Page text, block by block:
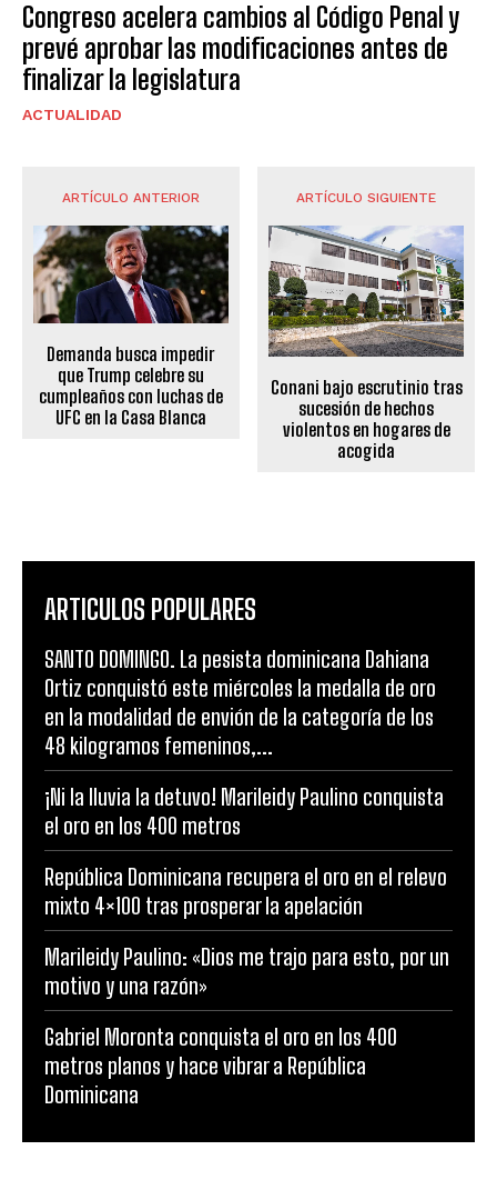
Congreso acelera cambios al Código Penal y
prevé aprobar las modificaciones antes de
finalizar la legislatura
ACTUALIDAD
ARTÍCULO ANTERIOR
Demanda busca impedir
que Trump celebre su
cumpleaños con luchas de
UFC en la Casa Blanca
ARTÍCULO SIGUIENTE
Conani bajo escrutinio tras
sucesión de hechos
violentos en hogares de
acogida
ARTICULOS POPULARES
SANTO DOMINGO. La pesista dominicana Dahiana
Ortiz conquistó este miércoles la medalla de oro
en la modalidad de envión de la categoría de los
48 kilogramos femeninos,...
¡Ni la lluvia la detuvo! Marileidy Paulino conquista
el oro en los 400 metros
República Dominicana recupera el oro en el relevo
mixto 4×100 tras prosperar la apelación
Marileidy Paulino: «Dios me trajo para esto, por un
motivo y una razón»
Gabriel Moronta conquista el oro en los 400
metros planos y hace vibrar a República
Dominicana